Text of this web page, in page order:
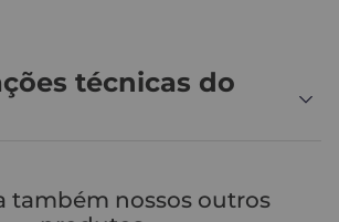
técnicas do
também nossos outros